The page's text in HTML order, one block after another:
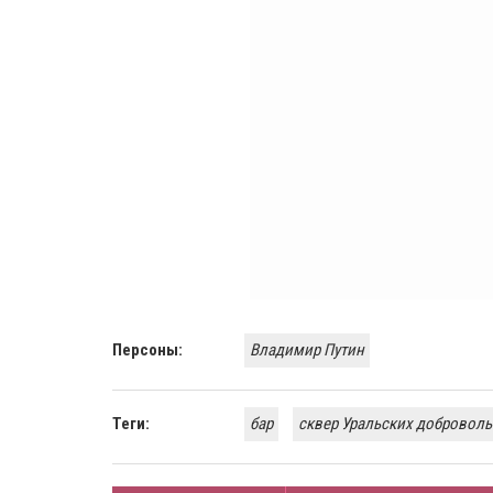
Персоны: Владимир Путин
Теги: бар сквер Уральских